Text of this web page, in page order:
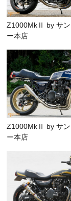
Z1000MkⅡ by サン
ー本店
Z1000MkⅡ by サン
ー本店